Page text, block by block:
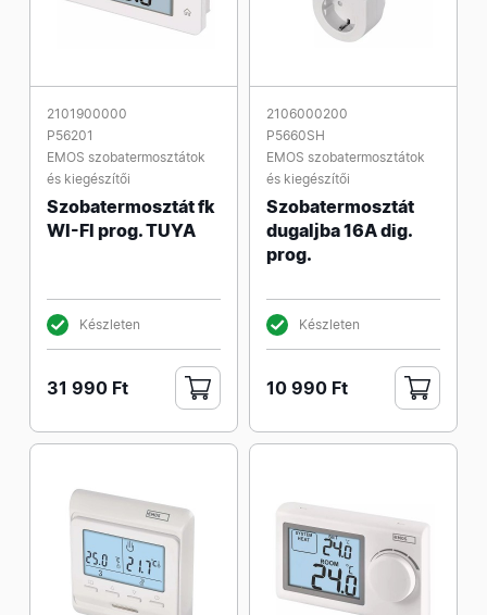
2101900000
P56201
EMOS szobatermosztátok
és kiegészítői
Szobatermosztát fk
WI-FI prog. TUYA
Készleten
31 990 Ft
2106000200
P5660SH
EMOS szobatermosztátok
és kiegészítői
Szobatermosztát
dugaljba 16A dig.
prog.
Készleten
10 990 Ft